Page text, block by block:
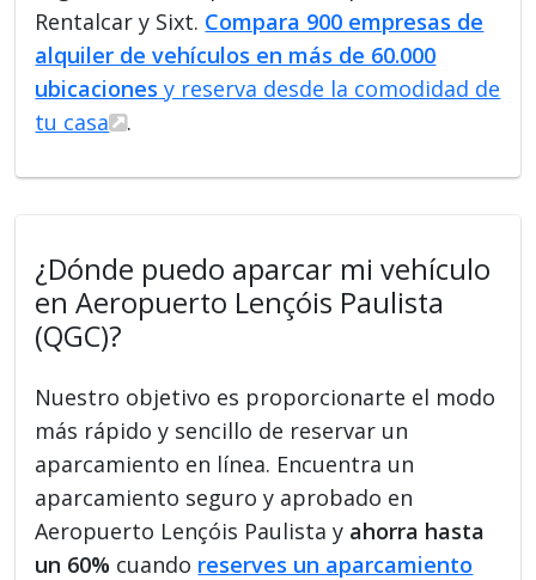
Rentalcar y Sixt. Compara 900 empresas de
alquiler de vehículos en más de 60.000
ubicaciones y reserva desde la comodidad de
tu casa
.
¿Dónde puedo aparcar mi vehículo
en Aeropuerto Lençóis Paulista
(QGC)?
Nuestro objetivo es proporcionarte el modo
más rápido y sencillo de reservar un
aparcamiento en línea. Encuentra un
aparcamiento seguro y aprobado en
Aeropuerto Lençóis Paulista y ahorra hasta
un 60% cuando reserves un aparcamiento